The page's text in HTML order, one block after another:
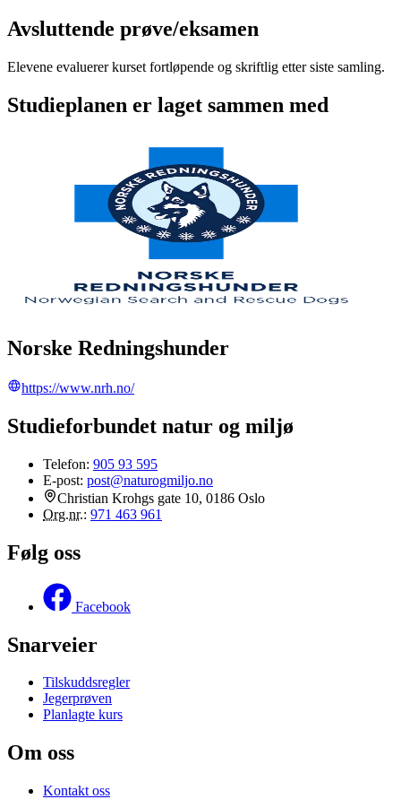
Avsluttende prøve/eksamen
Elevene evaluerer kurset fortløpende og skriftlig etter siste samling.
Studieplanen er laget sammen med
Norske Redningshunder
https://www.nrh.no/
Studieforbundet natur og miljø
Telefon: 905 93 595
E-post: post@naturogmiljo.no
Christian Krohgs gate 10, 0186 Oslo
Org.nr.: 971 463 961
Følg oss
Facebook
Snarveier
Tilskuddsregler
Jegerprøven
Planlagte kurs
Om oss
Kontakt oss